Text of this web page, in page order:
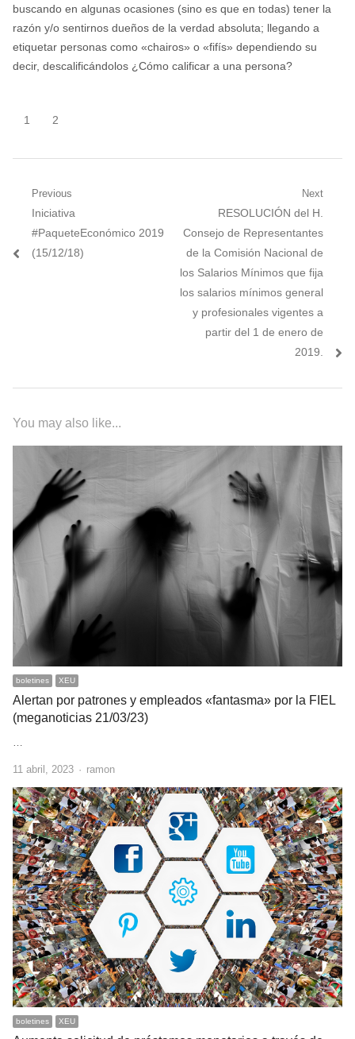
buscando en algunas ocasiones (sino es que en todas) tener la
razón y/o sentirnos dueños de la verdad absoluta; llegando a
etiquetar personas como «chairos» o «fifís» dependiendo su
decir, descalificándolos ¿Cómo calificar a una persona?
1 2
Navegación
de
entradas
Previous
Previous
post:
Iniciativa
#PaqueteEconómico 2019
(15/12/18)
Next
Next
post:
RESOLUCIÓN del H.
Consejo de Representantes
de la Comisión Nacional de
los Salarios Mínimos que fija
los salarios mínimos general
y profesionales vigentes a
partir del 1 de enero de
2019.
You may also like...
boletines XEU
Alertan por patrones y empleados «fantasma» por la FIEL
(meganoticias 21/03/23)
11 abril, 2023 Author
ramon
boletines XEU